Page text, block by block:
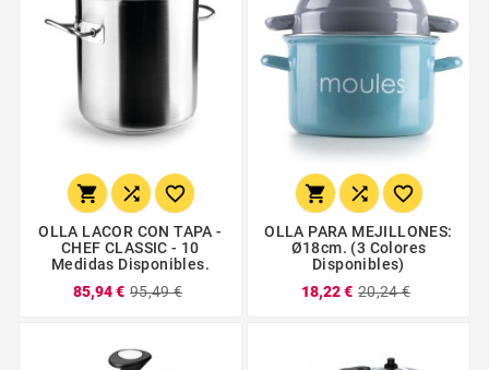
  
OLLA LACOR CON TAPA -
CHEF CLASSIC - 10
Medidas Disponibles.
85,94 € 95,49 €
  
OLLA PARA MEJILLONES:
Ø18cm. (3 Colores
Disponibles)
18,22 € 20,24 €